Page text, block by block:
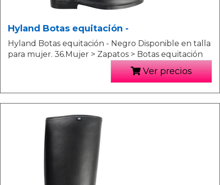
Hyland Botas equitación -
Hyland Botas equitación - Negro Disponible en talla
para mujer. 36.Mujer > Zapatos > Botas equitación
Ver precios